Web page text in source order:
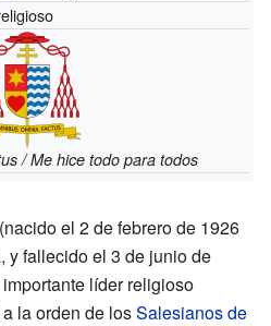
/ Me hice todo para todos
(nacido el 2 de febrero de 1926
y fallecido el 3 de junio de
líder religioso
la orden de losSalesianos de